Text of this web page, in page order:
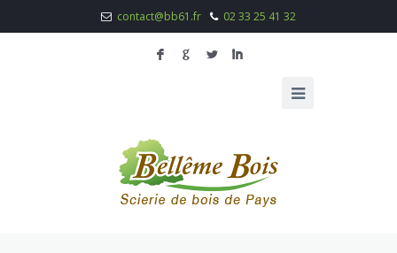
contact@bb61.fr 02 33 25 41 32
F G L I